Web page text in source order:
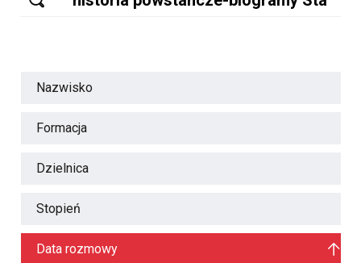
Nazwisko
Formacja
Dzielnica
Stopień
Data rozmowy